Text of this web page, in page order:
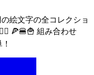
絵文字の全コレクショ
🍕🍔🍟 組み合わせ